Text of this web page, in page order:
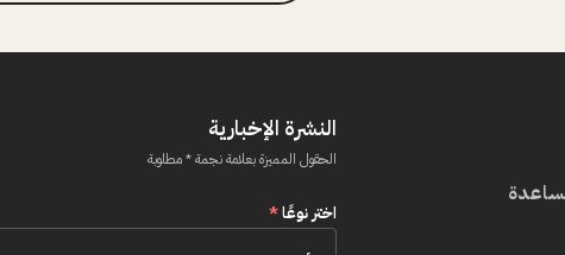
النشرة الإخبارية
الحقول المميزة بعلامة نجمة * مطلوبة
اختر نوعًا*